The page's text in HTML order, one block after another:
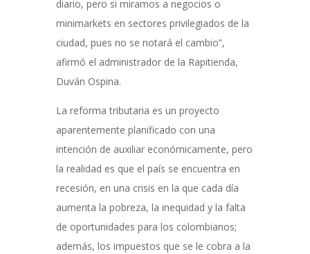
diario, pero si miramos a negocios o
minimarkets en sectores privilegiados de la
ciudad, pues no se notará el cambio”,
afirmó el administrador de la Rapitienda,
Duván Ospina.
La reforma tributaria es un proyecto
aparentemente planificado con una
intención de auxiliar económicamente, pero
la realidad es que el país se encuentra en
recesión, en una crisis en la que cada día
aumenta la pobreza, la inequidad y la falta
de oportunidades para los colombianos;
además, los impuestos que se le cobra a la